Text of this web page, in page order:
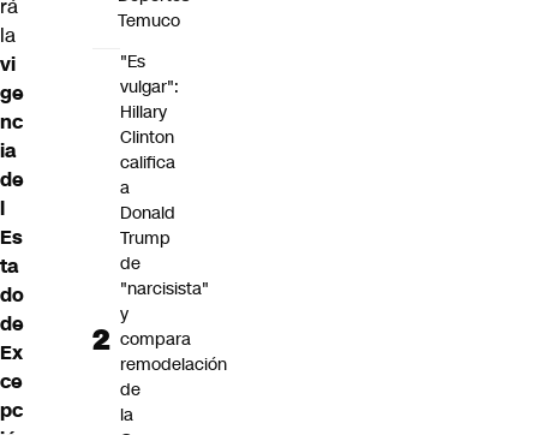
rá
la
vi
ge
nc
ia
de
l
Es
ta
do
de
Ex
ce
pc
Temuco
"Es
vulgar":
Hillary
Clinton
califica
a
Donald
Trump
de
"narcisista"
y
compara
remodelación
de
la